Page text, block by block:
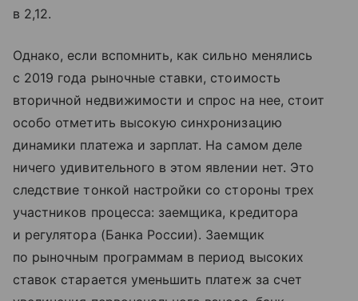
в 2,12.
Однако, если вспомнить, как сильно менялись
с 2019 года рыночные ставки, стоимость
вторичной недвижимости и спрос на нее, стоит
особо отметить высокую синхронизацию
динамики платежа и зарплат. На самом деле
ничего удивительного в этом явлении нет. Это
следствие тонкой настройки со стороны трех
участников процесса: заемщика, кредитора
и регулятора (Банка России). Заемщик
по рыночным программам в период высоких
ставок старается уменьшить платеж за счет